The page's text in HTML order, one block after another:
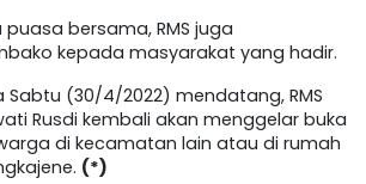
bersama, RMS juga
kepada masyarakat yang hadir.
Sabtu (30/4/2022) mendatang, RMS
Rusdi kembali akan menggelar buka
di kecamatan lain atau di rumah
(*)